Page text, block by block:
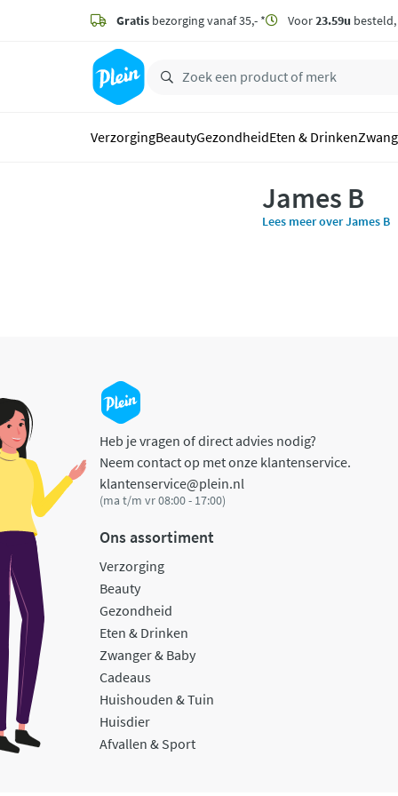
zoeken
hoofdinhoud
Gratis bezorging vanaf 35,- * Voor23.59u besteld,
VerzorgingBeautyGezondheidEten & Drinken
James B
Lees meer over James B
Heb je vragen of direct advies nodig?
Neem contact op met onze klantenservice.
klantenservice@plein.nl
(ma t/m vr 08:00 - 17:00)
Ons assortiment
Verzorging
Beauty
Gezondheid
Eten & Drinken
Zwanger & Baby
Cadeaus
Huishouden & Tuin
Huisdier
Afvallen & Sport